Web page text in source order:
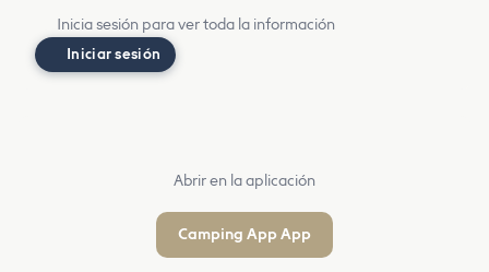
Inicia sesión para ver toda la información
Iniciar sesión
Abrir en la aplicación
Camping App App